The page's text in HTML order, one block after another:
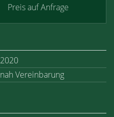
Preis auf Anfrage
2020
nah Vereinbarung